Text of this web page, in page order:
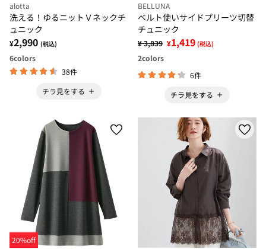
alotta
洗える！ゆるニットＶネックチ
ュニック
¥2,990 (税込)
6colors
38件
チラ見をする
BELLUNA
ベルト使いサイドプリーツ切替
チュニック
¥ 3,839 ¥1,419 (税込)
2colors
6件
チラ見をする
20%off